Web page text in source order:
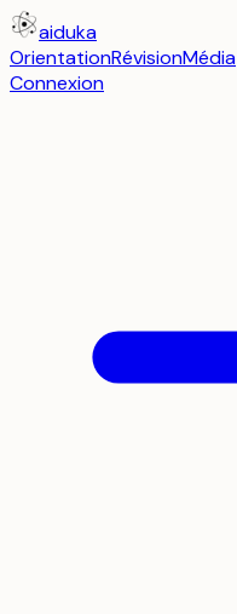
aiduka
OrientationRévisionMédia
Connexion